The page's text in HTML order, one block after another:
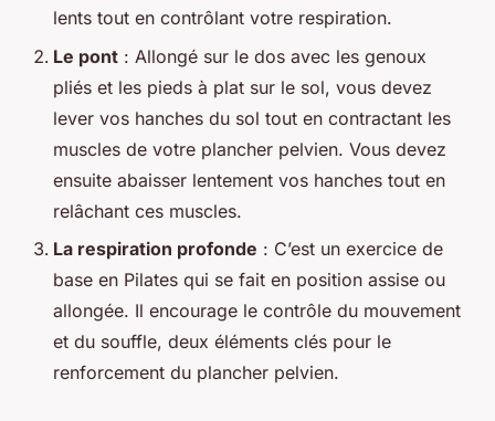
lents tout en contrôlant votre respiration.
Le pont : Allongé sur le dos avec les genoux
pliés et les pieds à plat sur le sol, vous devez
lever vos hanches du sol tout en contractant les
muscles de votre plancher pelvien. Vous devez
ensuite abaisser lentement vos hanches tout en
relâchant ces muscles.
La respiration profonde : C’est un exercice de
base en Pilates qui se fait en position assise ou
allongée. Il encourage le contrôle du mouvement
et du souffle, deux éléments clés pour le
renforcement du plancher pelvien.